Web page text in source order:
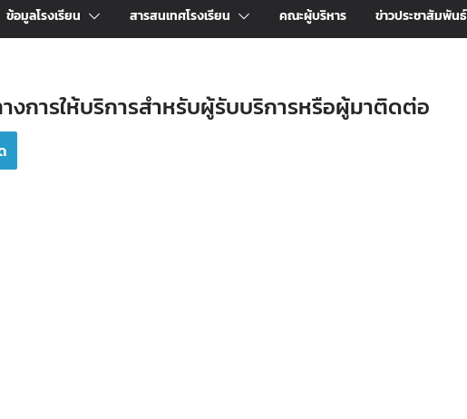
ข้อมูลโรงเรียน สารสนเทศโรงเรียน คณะผู้บริหาร ข่าวประชาสัมพันธ์
งการให้บริการสำหรับผู้รับบริการหรือผู้มาติดต่อ